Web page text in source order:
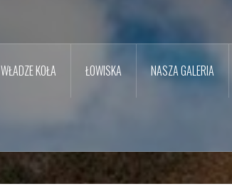
WŁADZE KOŁA ŁOWISKA NASZA GALERIA